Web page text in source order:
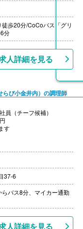
歩20分/CoCoバス「グリ
分
人詳細を見る
らび小金井内）の調理師
員（チーフ候補）
す
月
ソリン代は規定内支
員
37-6
バス8分、マイカー通勤
人詳細を見る